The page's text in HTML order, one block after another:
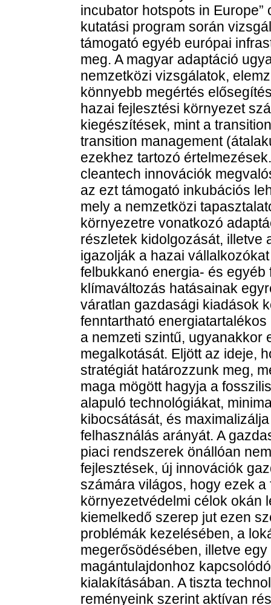
incubator hotspots in
kutatási program során
támogató egyéb európai
meg. A magyar adaptáció
nemzetközi vizsgálatok,
könnyebb megértés
hazai fejlesztési környezet
kiegészítések, mint a
transition management
ezekhez tartozó
cleantech innovációk
az ezt támogató inkubációs
mely a nemzetközi
környezetre vonatkozó
részletek kidolgozását, illetve
igazolják a hazai
felbukkanó energia- és
klímaváltozás hatásainak
váratlan gazdasági kiadások
fenntartható
a nemzeti szintű, ugyanakkor
megalkotását. Eljött az ideje,
stratégiát határozzunk meg,
maga mögött hagyja a
alapuló technológiákat,
kibocsátását, és
felhasználás arányát. A
piaci rendszerek önállóan
fejlesztések, új innovációk
számára világos, hogy ezek
környezetvédelmi célok okán
kiemelkedő szerep jut ezen
problémák kezelésében, a
megerősödésében, illetve
magántulajdonhoz
kialakításában. A tiszta
reményeink szerint aktívan